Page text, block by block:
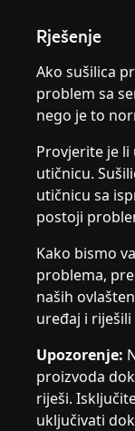
Rješenje
Ako sušilica
problem sa
nego je to
Provjerite je
utičnicu.
utičnicu sa
postoji
Kako bismo
problema,
naših
uređaj i
Upozorenje:
proizvoda
riješi.
uključivati